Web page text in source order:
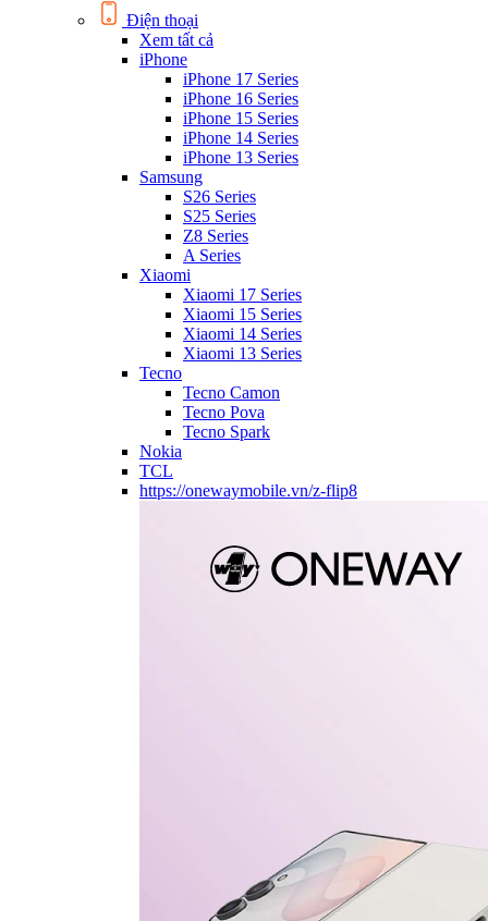
Điện thoại
Xem tất cả
iPhone
iPhone 17 Series
iPhone 16 Series
iPhone 15 Series
iPhone 14 Series
iPhone 13 Series
Samsung
S26 Series
S25 Series
Z8 Series
A Series
Xiaomi
Xiaomi 17 Series
Xiaomi 15 Series
Xiaomi 14 Series
Xiaomi 13 Series
Tecno
Tecno Camon
Tecno Pova
Tecno Spark
Nokia
TCL
https://onewaymobile.vn/z-flip8